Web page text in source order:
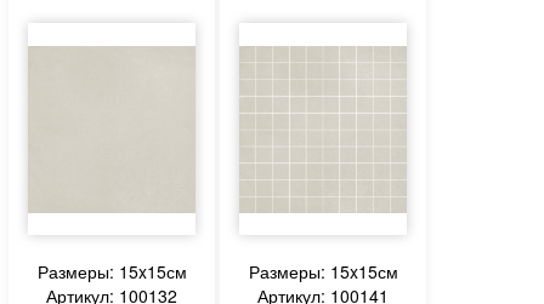
Размеры: 15x15см
Артикул: 100132
Размеры: 15x15см
Артикул: 100141